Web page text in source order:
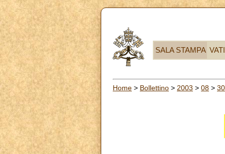
SALA STAMPA
Home > Bollettino > 2003 > 08 > 30